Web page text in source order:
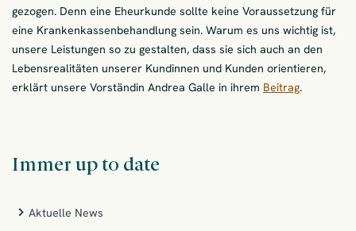
gezogen. Denn eine Eheurkunde sollte keine Voraussetzung für
eine Krankenkassenbehandlung sein. Warum es uns wichtig ist,
unsere Leistungen so zu gestalten, dass sie sich auch an den
Lebensrealitäten unserer Kundinnen und Kunden orientieren,
erklärt unsere Vorständin Andrea Galle in ihrem Beitrag.
Immer up to date
Aktuelle News